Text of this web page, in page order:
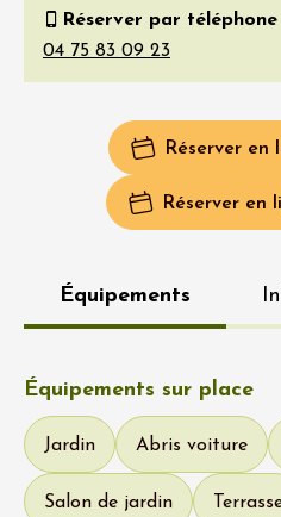
Réserver par téléphone
Réserver en
Réserver en
Équipements
Équipements sur place
Jardin Abris voiture
Salon de jardin